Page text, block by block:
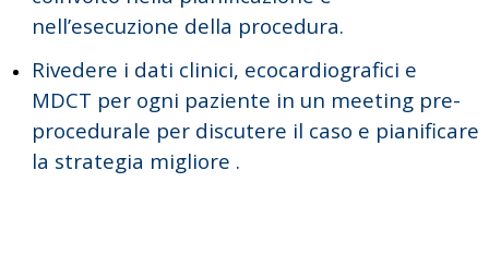
nell’esecuzione della procedura.
Rivedere i dati clinici, ecocardiografici e
MDCT per ogni paziente in un meeting pre-
procedurale per discutere il caso e pianificare
la strategia migliore .